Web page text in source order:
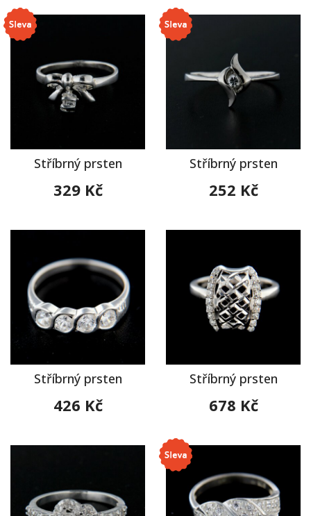
Stříbrný prsten
329 Kč
Stříbrný prsten
252 Kč
Stříbrný prsten
426 Kč
Stříbrný prsten
678 Kč